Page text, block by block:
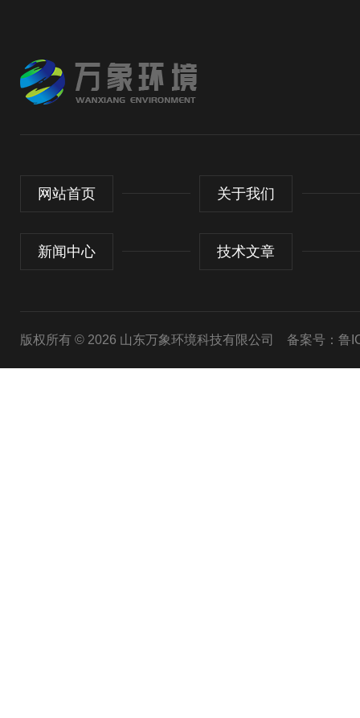
网站首页 关于我们
新闻中心 技术文章
版权所有 © 2026 山东万象环境科技有限公司 备案号：鲁